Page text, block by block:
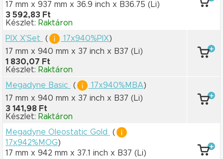
17 mm x 937 mm x 36.9 inch x B36.75 (Li)
3 592,83 Ft
Készlet: Raktáron
PIX X'Set
( 17x940%PIX)
17 mm x 940 mm x 37 inch x B37 (Li)
1 830,07 Ft
Készlet: Raktáron
Megadyne Basic
( 17x940%MBA)
17 mm x 940 mm x 37 inch x B37 (Li)
3 141,98 Ft
Készlet: Raktáron
Megadyne Oleostatic Gold
(
17x942%MOG)
17 mm x 942 mm x 37.1 inch x B37 (Li)